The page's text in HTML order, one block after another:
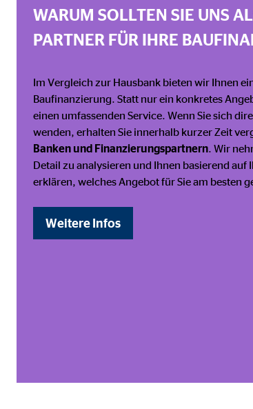
WARUM SOLLTEN SIE UNS
PARTNER FÜR IHRE
Im Vergleich zur Hausbank bieten wir Ihnen
Baufinanzierung. Statt nur ein konkretes
einen umfassenden Service. Wenn Sie sich
wenden, erhalten Sie innerhalb kurzer Zeit
Banken und Finanzierungspartnern. Wir
Detail zu analysieren und Ihnen basierend
erklären, welches Angebot für Sie am besten
Weitere Infos
Anbieter:
Zweck:
JW Player | Empfänger: OVB,
Name:
Anbieter:
Cookie Laufzeit: